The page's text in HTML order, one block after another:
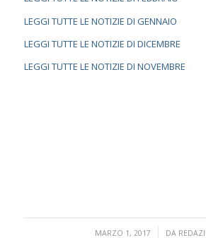
LEGGI TUTTE LE NOTIZIE DI GENNAIO
LEGGI TUTTE LE NOTIZIE DI DICEMBRE
LEGGI TUTTE LE NOTIZIE DI NOVEMBRE
MARZO 1, 2017
/ DA